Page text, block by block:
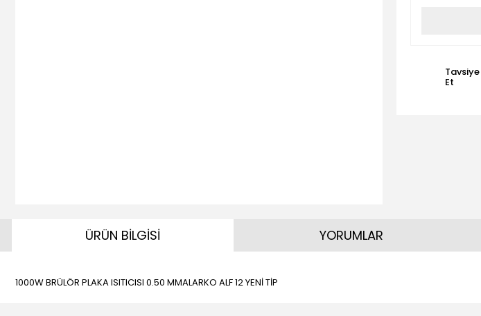
Tavsiye
Et
ÜRÜN BİLGİSİ
1000W BRÜLÖR PLAKA ISITICISI 0.50 MMALARKO ALF 12 YENİ TİP
YORUMLAR